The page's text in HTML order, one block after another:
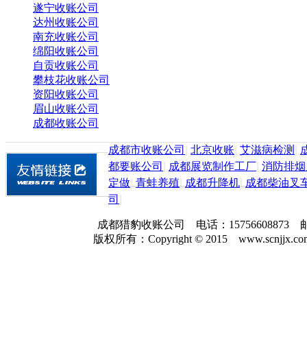
遂宁收账公司
达州收账公司
南充收账公司
绵阳收账公司
自贡收账公司
攀枝花收账公司
资阳收账公司
眉山收账公司
成都收账公司
成都市收账公司 北京收账 艾滋病检测
都要账公司
成都展览制作工厂 消防排
定做 青蛙养殖 成都升降机 成都柴油叉
司
成都猎豹收账公司 电话：15756608873
版权所有：Copyright © 2015